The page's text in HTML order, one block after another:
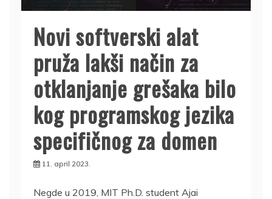
Novi softverski alat
pruža lakši način za
otklanjanje grešaka bilo
kog programskog jezika
specifičnog za domen
11. april 2023.
Negde u 2019, MIT Ph.D. student Ajai